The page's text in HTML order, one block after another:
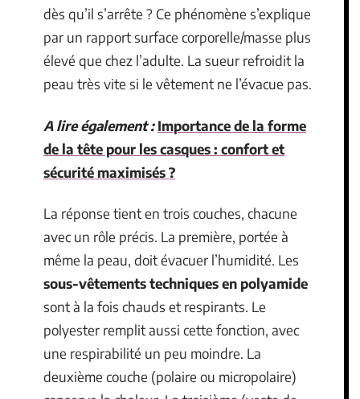
dès qu’il s’arrête ? Ce phénomène s’explique
par un rapport surface corporelle/masse plus
élevé que chez l’adulte. La sueur refroidit la
peau très vite si le vêtement ne l’évacue pas.
A lire également : Importance de la forme
de la tête pour les casques : confort et
sécurité maximisés ?
La réponse tient en trois couches, chacune
avec un rôle précis. La première, portée à
même la peau, doit évacuer l’humidité. Les
sous-vêtements techniques en polyamide
sont à la fois chauds et respirants. Le
polyester remplit aussi cette fonction, avec
une respirabilité un peu moindre. La
deuxième couche (polaire ou micropolaire)